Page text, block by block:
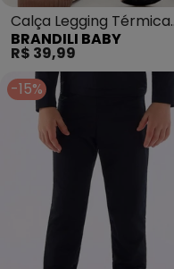
Calça Legging Térmica
Bebê Unissex (Azul)
BRANDILI BABY
R$ 39,99
-15%